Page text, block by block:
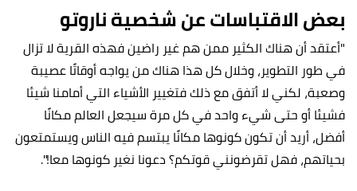
بعض الاقتباسات عن شخصية ناروتو
"أعتقد أن هناك الكثير ممن هم غير راضين فهذه القرية لا تزال
في طور التطوير، وخلال كل هذا هناك من يواجه أوقاتًا عصيبة
وصعبة، لكني لا أتفق مع ذلك فتغيير الأشياء التي أمامنا شيئا
فشيئا أو حتى شيء واحد في كل مرة سيجعل العالم مكانًا
أفضل، أريد أن تكون كونوها مكانًا يبتسم فيه الناس ويستمتعون
بحياتهم، فهل تقرضونني قوتكم؟ دعونا نغير كونوها معا!".